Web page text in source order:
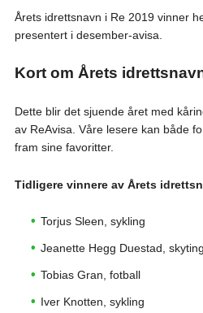
Årets idrettsnavn i Re 2019 vinner
presentert i desember-avisa.
Kort om Årets
Dette blir det sjuende året med
av ReAvisa. Våre lesere kan både
fram sine favoritter.
Tidligere vinnere av Årets
Torjus Sleen, sykling
Jeanette Hegg Duestad, skyting
Tobias Gran, fotball
Iver Knotten, sykling